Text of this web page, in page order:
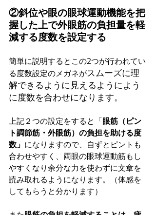
②斜位や眼の眼球運動機能を把
握した上で外眼筋の負担量を軽
減する度数を設定する
簡単に説明するとこの2つが行われてい
る度数設定のメガネがスムーズに理
解できるように見えるようによう
に度数を合わせになります。
上記２つの設定をすると「眼筋（ピン
ト調節筋・外眼筋）の負担を助ける度
数」 になりますので、自ずとピントも
合わせやすく、両眼の眼球運動筋もし
やすくなり余分な力を使わずに文章を
読み取れるようになります。（体感を
してもらうと分かります）